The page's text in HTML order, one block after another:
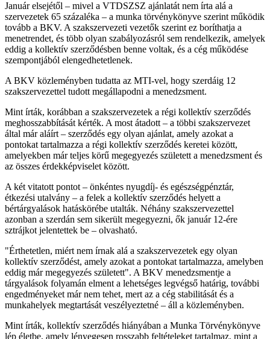
Január elsejétől – mivel a VTDSZSZ ajánlatát nem írta alá a
szervezetek 65 százaléka – a munka törvénykönyve szerint működik
tovább a BKV. A szakszervezeti vezetők szerint ez boríthatja a
menetrendet, és több olyan szabályozásról sem rendelkezik, amelyek
eddig a kollektív szerződésben benne voltak, és a cég működése
szempontjából elengedhetetlenek.
A BKV közleményben tudatta az MTI-vel, hogy szerdáig 12
szakszervezettel tudott megállapodni a menedzsment.
Mint írták, korábban a szakszervezetek a régi kollektív szerződés
meghosszabbítását kérték. A most átadott – a többi szakszervezet
által már aláírt – szerződés egy olyan ajánlat, amely azokat a
pontokat tartalmazza a régi kollektív szerződés keretei között,
amelyekben már teljes körű megegyezés született a menedzsment és
az összes érdekképviselet között.
A két vitatott pontot – önkéntes nyugdíj- és egészségpénztár,
étkezési utalvány – a felek a kollektív szerződés helyett a
bértárgyalások hatáskörébe utalták. Néhány szakszervezettel
azonban a szerdán sem sikerült megegyezni, ők január 12-ére
sztrájkot jelentettek be – olvasható.
"Érthetetlen, miért nem írnak alá a szakszervezetek egy olyan
kollektív szerződést, amely azokat a pontokat tartalmazza, amelyben
eddig már megegyezés született". A BKV menedzsmentje a
tárgyalások folyamán elment a lehetséges legvégső határig, további
engedményeket már nem tehet, mert az a cég stabilitását és a
munkahelyek megtartását veszélyeztetné – áll a közleményben.
Mint írták, kollektív szerződés hiányában a Munka Törvénykönyve
lép életbe, amely lényegesen rosszabb feltételeket tartalmaz, mint a